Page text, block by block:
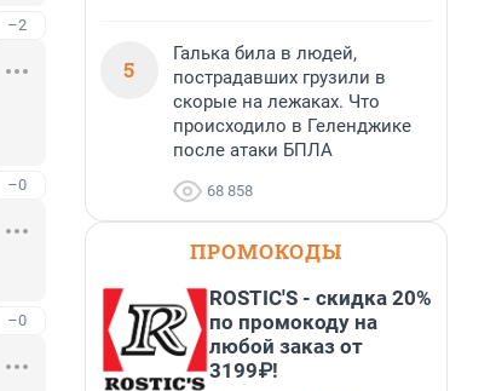
–2
–0
–0
5
Галька била в людей,
пострадавших грузили в
скорые на лежаках. Что
происходило в Геленджике
после атаки БПЛА
68 858
ПРОМОКОДЫ
ROSTIC'S - скидка 20%
по промокоду на
любой заказ от
3199₽!